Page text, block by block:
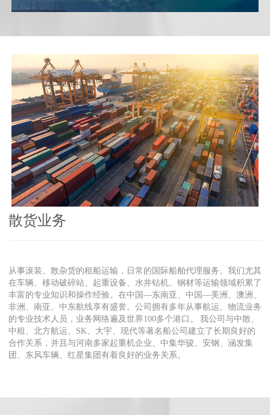
散货业务
从事滚装、散杂货的租船运输，日常的国际船舶代理服务。我们尤其
在车辆、移动破碎站、起重设备、水井钻机、钢材等运输领域积累了
丰富的专业知识和操作经验。在中国—东南亚、中国—美洲、澳洲、
非洲、南亚、中东航线享有盛誉。公司拥有多年从事航运、物流业务
的专业技术人员，业务网络遍及世界100多个港口。
我公司与中散、
中租、北方航运、SK、大宇、现代等著名船公司建立了长期良好的
合作关系，并且与河南多家起重机企业、中集华骏、安钢、涵发集
团、东风车辆、红星集团有着良好的业务关系。